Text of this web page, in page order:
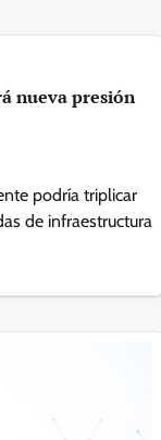
nueva presión
podría triplicar
de infraestructura